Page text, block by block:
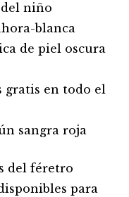
niño
blanca
de piel oscura
gratis en todo el
sangra roja
del féretro
para